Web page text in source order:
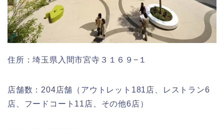
住所：埼玉県入間市宮寺３１６９−１
店舗数：204店舗（アウトレット181店、レストラン6
店、フードコート11店、その他6店）